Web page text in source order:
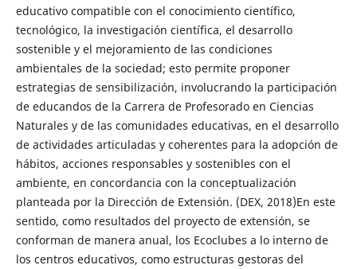
educativo compatible con el conocimiento científico,
tecnológico, la investigación científica, el desarrollo
sostenible y el mejoramiento de las condiciones
ambientales de la sociedad; esto permite proponer
estrategias de sensibilización, involucrando la participación
de educandos de la Carrera de Profesorado en Ciencias
Naturales y de las comunidades educativas, en el desarrollo
de actividades articuladas y coherentes para la adopción de
hábitos, acciones responsables y sostenibles con el
ambiente, en concordancia con la conceptualización
planteada por la Dirección de Extensión. (DEX, 2018)En este
sentido, como resultados del proyecto de extensión, se
conforman de manera anual, los Ecoclubes a lo interno de
los centros educativos, como estructuras gestoras del